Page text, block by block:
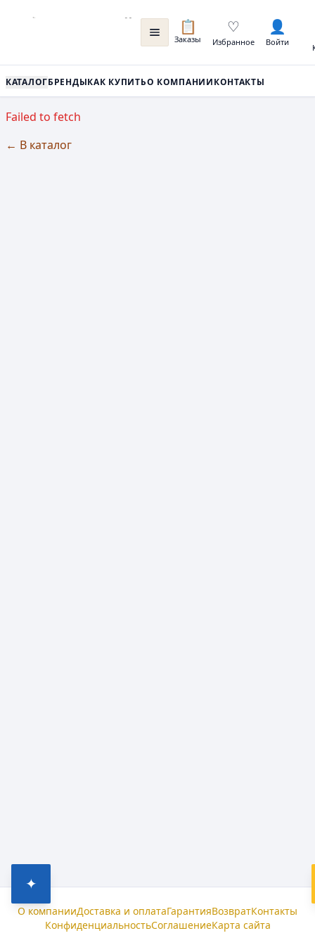
📋
Заказы
♡
Избранное
👤
Войти
КАТАЛОГБРЕНДЫКАК КУПИТЬО КОМПАНИИКОНТАКТЫ
Failed to fetch
← В каталог
✦
О компанииДоставка и оплатаГарантияВозвратКонтакты
КонфиденциальностьСоглашениеКарта сайта